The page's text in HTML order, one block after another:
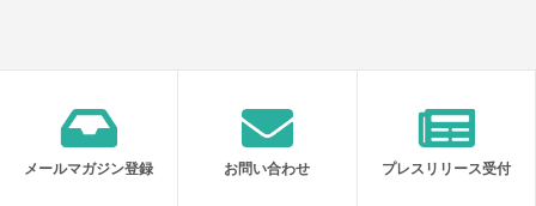
メールマガジン登録 お問い合わせ プレスリリース受付